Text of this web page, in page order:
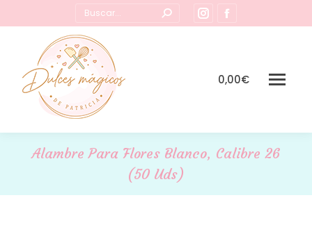
Buscar:
Instagram
page
new
page
in
0,00€
Alambre Para Flores Blanco, Calibre 26
(50 Uds)